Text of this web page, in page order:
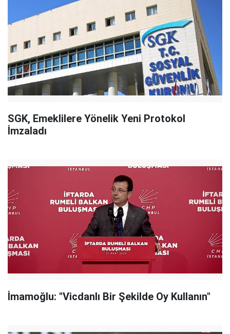
SGK, Emeklilere Yönelik Yeni Protokol
İmzaladı
İmamoğlu: "Vicdanlı Bir Şekilde Oy Kullanın"